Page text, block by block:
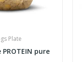
Plate
pure